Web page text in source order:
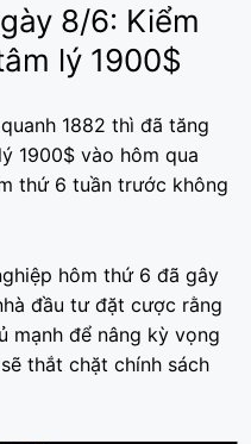
8/6: Kiểm
lý 1900$
1882 thì đã tăng
1900$ vào hôm qua
thứ 6 tuần trước không
hôm thứ 6 đã gây
đầu tư đặt cược rằng
mạnh để nâng kỳ vọng
thắt chặt chính sách